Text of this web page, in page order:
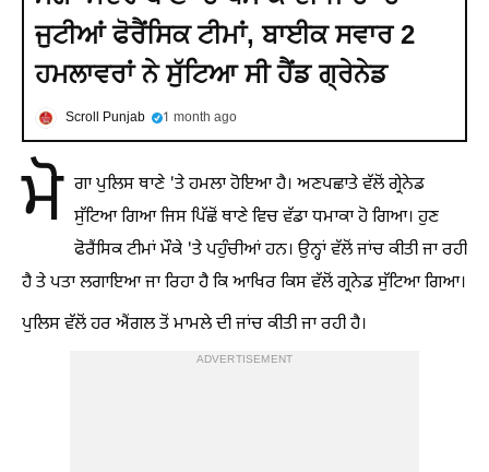
ਜੁਟੀਆਂ ਫੋਰੈਂਸਿਕ ਟੀਮਾਂ, ਬਾਈਕ ਸਵਾਰ 2
ਹਮਲਾਵਰਾਂ ਨੇ ਸੁੱਟਿਆ ਸੀ ਹੈਂਡ ਗ੍ਰੇਨੇਡ
Scroll Punjab 1 month ago
ਮੋ ਗਾ ਪੁਲਿਸ ਥਾਣੇ 'ਤੇ ਹਮਲਾ ਹੋਇਆ ਹੈ। ਅਣਪਛਾਤੇ ਵੱਲੋਂ ਗ੍ਰੇਨੇਡ
ਸੁੱਟਿਆ ਗਿਆ ਜਿਸ ਪਿੱਛੋਂ ਥਾਣੇ ਵਿਚ ਵੱਡਾ ਧਮਾਕਾ ਹੋ ਗਿਆ। ਹੁਣ
ਫੋਰੈਂਸਿਕ ਟੀਮਾਂ ਮੌਕੇ 'ਤੇ ਪਹੁੰਚੀਆਂ ਹਨ। ਉਨ੍ਹਾਂ ਵੱਲੋਂ ਜਾਂਚ ਕੀਤੀ ਜਾ ਰਹੀ
ਹੈ ਤੇ ਪਤਾ ਲਗਾਇਆ ਜਾ ਰਿਹਾ ਹੈ ਕਿ ਆਖਿਰ ਕਿਸ ਵੱਲੋਂ ਗ੍ਰਨੇਡ ਸੁੱਟਿਆ ਗਿਆ।
ਪੁਲਿਸ ਵੱਲੋਂ ਹਰ ਐਂਗਲ ਤੋਂ ਮਾਮਲੇ ਦੀ ਜਾਂਚ ਕੀਤੀ ਜਾ ਰਹੀ ਹੈ।
ADVERTISEMENT